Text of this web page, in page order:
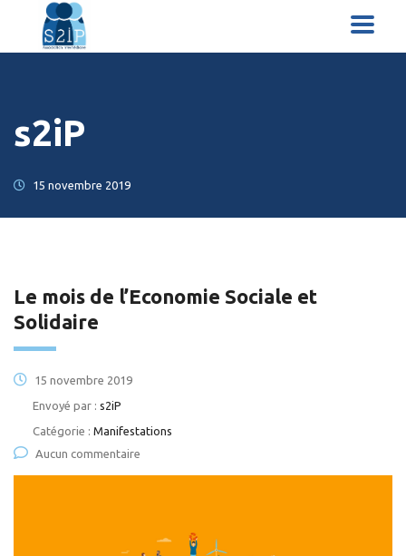
s2iP
15 novembre 2019
Le mois de l’Economie Sociale et
Solidaire
15 novembre 2019
Envoyé par : s2iP
Catégorie : Manifestations
Aucun commentaire